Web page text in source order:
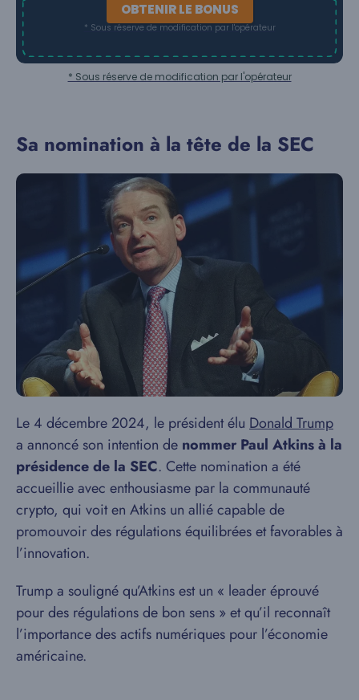
OBTENIR LE BONUS
* Sous réserve de modification par l'opérateur
* Sous réserve de modification par l'opérateur
Sa nomination à la tête de la SEC
Le 4 décembre 2024, le président élu Donald Trump
a annoncé son intention de nommer Paul Atkins à la
présidence de la SEC. Cette nomination a été
accueillie avec enthousiasme par la communauté
crypto, qui voit en Atkins un allié capable de
promouvoir des régulations équilibrées et favorables à
l’innovation.
Trump a souligné qu’Atkins est un « leader éprouvé
pour des régulations de bon sens » et qu’il reconnaît
l’importance des actifs numériques pour l’économie
américaine.